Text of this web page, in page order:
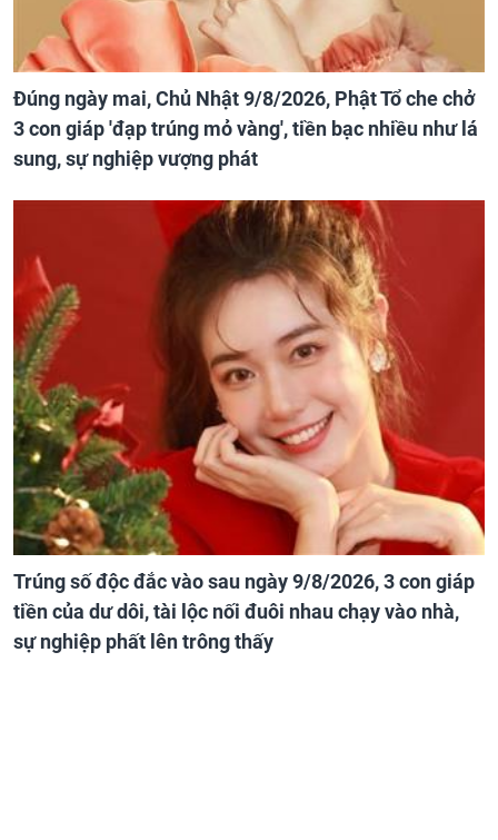
Đúng ngày mai, Chủ Nhật 9/8/2026, Phật Tổ che chở
3 con giáp 'đạp trúng mỏ vàng', tiền bạc nhiều như lá
sung, sự nghiệp vượng phát
Trúng số độc đắc vào sau ngày 9/8/2026, 3 con giáp
tiền của dư dôi, tài lộc nối đuôi nhau chạy vào nhà,
sự nghiệp phất lên trông thấy